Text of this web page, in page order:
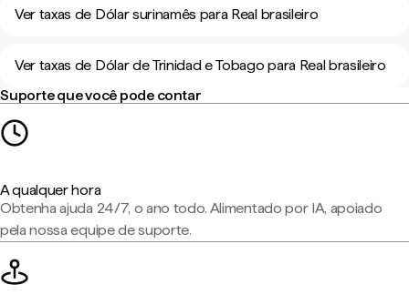
Ver taxas de Dólar surinamês para Real brasileiro
Ver taxas de Dólar de Trinidad e Tobago para Real brasileiro
Suporte que você pode contar
A qualquer hora
Obtenha ajuda 24/7, o ano todo. Alimentado por IA, apoiado
pela nossa equipe de suporte.